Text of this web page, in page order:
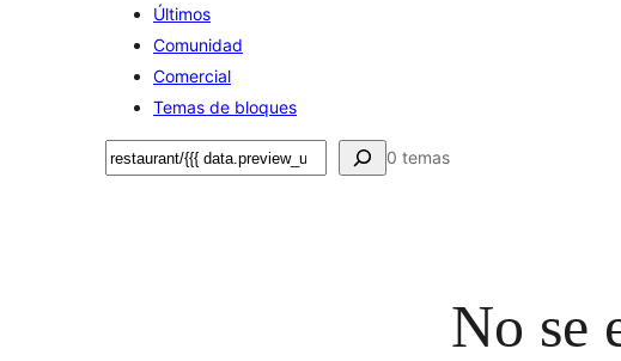
Últimos
Comunidad
Comercial
Temas de bloques
Buscar 0 temas
No se